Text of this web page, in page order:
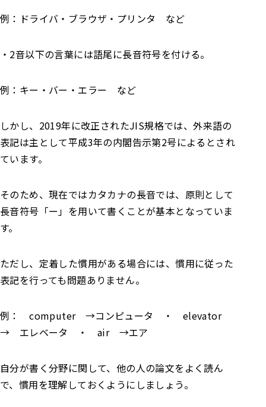
例：ドライバ・ブラウザ・プリンタ など
・2音以下の言葉には語尾に長音符号を付ける。
例：キー・バー・エラー など
しかし、2019年に改正されたJIS規格では、外来語の
表記は主として平成3年の内閣告示第2号によるとされ
ています。
そのため、現在ではカタカナの長音では、原則として
長音符号「ー」を用いて書くことが基本となっていま
す。
ただし、定着した慣用がある場合には、慣用に従った
表記を行っても問題ありません。
例： computer →コンピュータ ・ elevator
→ エレベータ ・ air →エア
自分が書く分野に関して、他の人の論文をよく読ん
で、慣用を理解しておくようにしましょう。